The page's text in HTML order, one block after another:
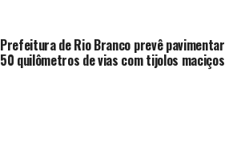
Prefeitura de Rio Branco prevê pavimentar
50 quilômetros de vias com tijolos maciços